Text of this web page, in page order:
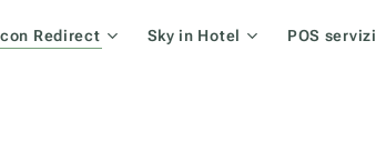
Redirect Sky in Hotel POS